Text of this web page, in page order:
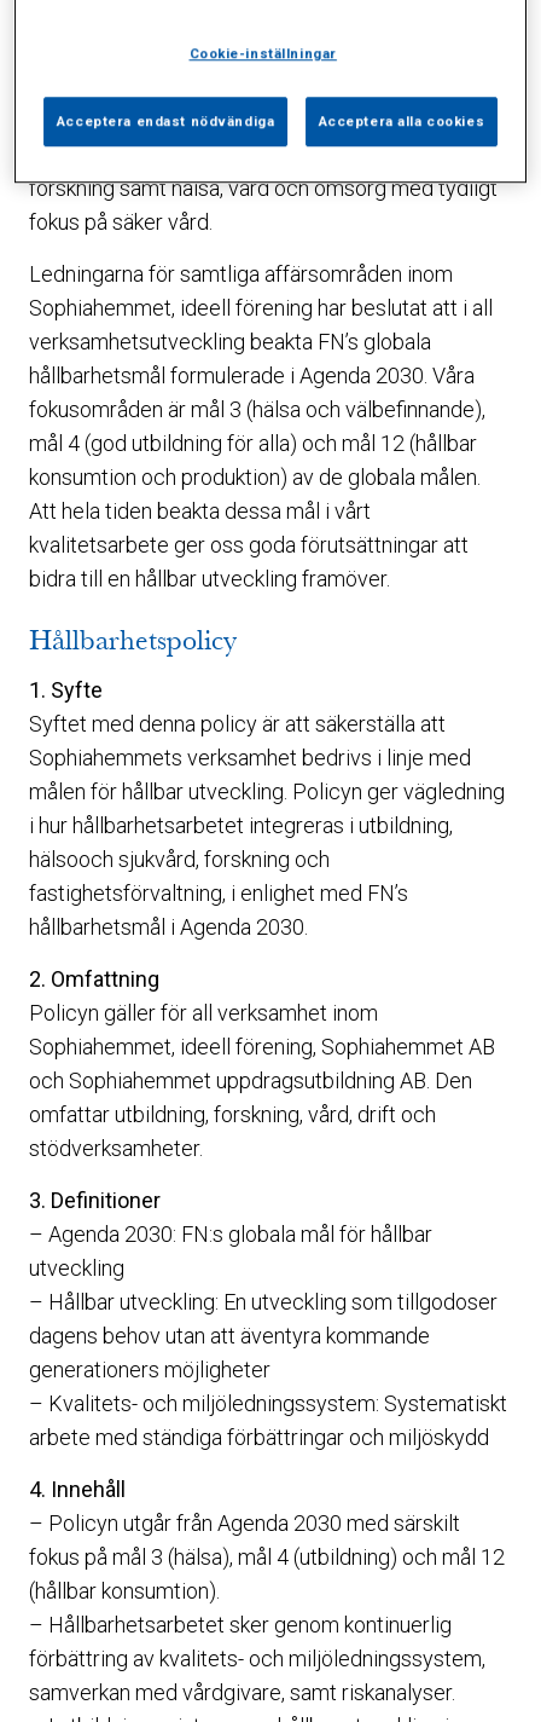
förening, Sophiahemmet AB och Sophiahemmet
Uppdragsutbildning AB.
Vi strävar efter absolut högsta kvalitet i utbildning,
forskning samt hälsa, vård och omsorg med tydligt
fokus på säker vård.
Ledningarna för samtliga affärsområden inom
Sophiahemmet, ideell förening har beslutat att i all
verksamhetsutveckling beakta FN’s globala
hållbarhetsmål formulerade i Agenda 2030. Våra
fokusområden är mål 3 (hälsa och välbefinnande),
mål 4 (god utbildning för alla) och mål 12 (hållbar
konsumtion och produktion) av de globala målen.
Att hela tiden beakta dessa mål i vårt
kvalitetsarbete ger oss goda förutsättningar att
bidra till en hållbar utveckling framöver.
Hållbarhetspolicy
1. Syfte
Syftet med denna policy är att säkerställa att
Sophiahemmets verksamhet bedrivs i linje med
målen för hållbar utveckling. Policyn ger vägledning
i hur hållbarhetsarbetet integreras i utbildning,
hälsooch sjukvård, forskning och
fastighetsförvaltning, i enlighet med FN’s
hållbarhetsmål i Agenda 2030.
2. Omfattning
Policyn gäller för all verksamhet inom
Sophiahemmet, ideell förening, Sophiahemmet AB
och Sophiahemmet uppdragsutbildning AB. Den
omfattar utbildning, forskning, vård, drift och
stödverksamheter.
3. Definitioner
– Agenda 2030: FN:s globala mål för hållbar
utveckling
– Hållbar utveckling: En utveckling som tillgodoser
dagens behov utan att äventyra kommande
generationers möjligheter
– Kvalitets- och miljöledningssystem: Systematiskt
arbete med ständiga förbättringar och miljöskydd
4. Innehåll
– Policyn utgår från Agenda 2030 med särskilt
fokus på mål 3 (hälsa), mål 4 (utbildning) och mål 12
(hållbar konsumtion).
– Hållbarhetsarbetet sker genom kontinuerlig
förbättring av kvalitets- och miljöledningssystem,
samverkan med vårdgivare, samt riskanalyser.
Cookie-inställningar
Acceptera endast nödvändiga Acceptera alla cookies